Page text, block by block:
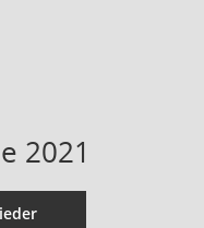
2021